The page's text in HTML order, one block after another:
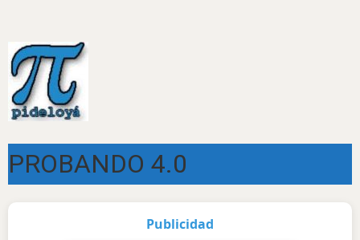
PROBANDO 4.0
Publicidad